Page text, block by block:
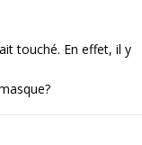
touché. En effet, il y